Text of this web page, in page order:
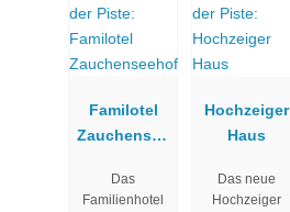
Familotel
Zauchensee
Das
Familienhotel
Hochzeiger
Haus
Das neue
Hochzeiger